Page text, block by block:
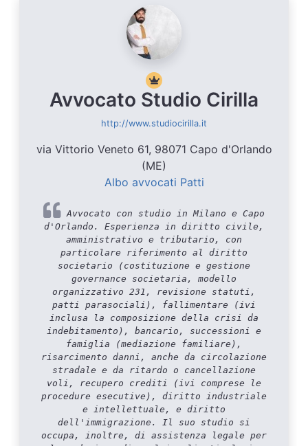
Avvocato Studio Cirilla
http://www.studiocirilla.it
via Vittorio Veneto 61, 98071 Capo d'Orlando
(ME)
Albo avvocati Patti
Avvocato con studio in Milano e Capo
d'Orlando. Esperienza in diritto civile,
amministrativo e tributario, con
particolare riferimento al diritto
societario (costituzione e gestione
governance societaria, modello
organizzativo 231, revisione statuti,
patti parasociali), fallimentare (ivi
inclusa la composizione della crisi da
indebitamento), bancario, successioni e
famiglia (mediazione familiare),
risarcimento danni, anche da circolazione
stradale e da ritardo o cancellazione
voli, recupero crediti (ivi comprese le
procedure esecutive), diritto industriale
e intellettuale, e diritto
dell'immigrazione. Il suo studio si
occupa, inoltre, di assistenza legale per